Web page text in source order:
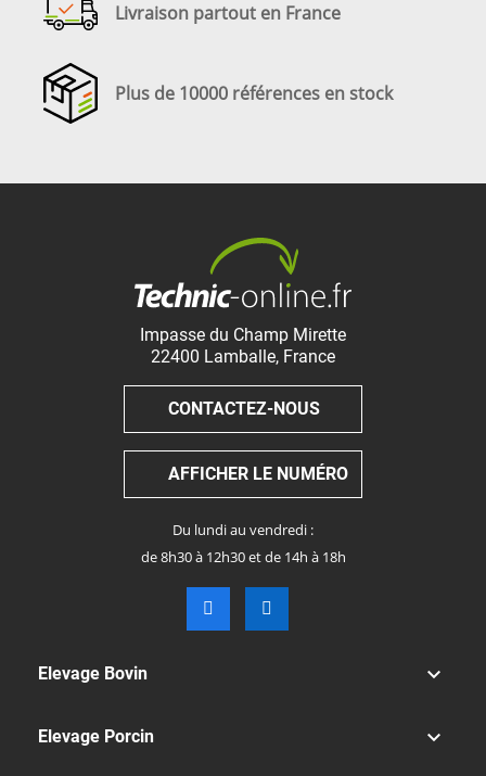
Livraison partout en France
Plus de 10000 références en stock
Impasse du Champ Mirette
22400 Lamballe, France
CONTACTEZ-NOUS
AFFICHER LE NUMÉRO
Du lundi au vendredi :
de 8h30 à 12h30 et de 14h à 18h
Elevage Bovin 
Elevage Porcin 